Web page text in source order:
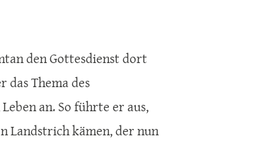
den Gottesdienst dort
Thema des
an. So führte er aus,
Landstrich kämen, der nun